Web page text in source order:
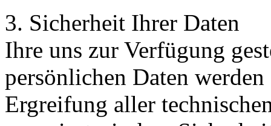
3. Sicherheit Ihrer Daten
Ihre uns zur Verfügung
persönlichen Daten
Ergreifung aller